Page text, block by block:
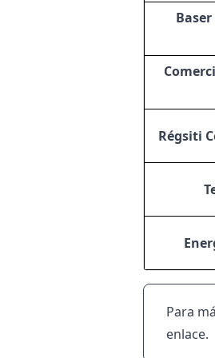
Régsiti
Para
enlace.